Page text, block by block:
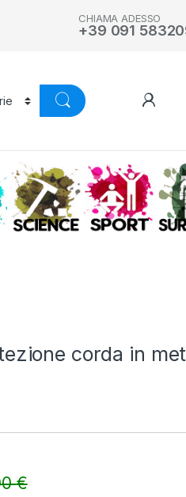
CHIAMA ADESSO
+39 091
SWIM SCIENCE
corda in
€